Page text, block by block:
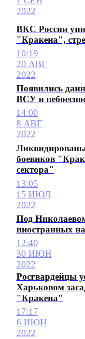
2022
ВКС России
"Кракена",
10:19
20 АВГ
2022
Появились
ВСУ и
14:00
8 АВГ
2022
боевиков
сектора"
13:05
15 ИЮЛ
2022
Под
иностранных
12:40
30 ИЮН
2022
Росгвардейцы
Харьковом
"Кракена"
17:17
6 ИЮН
2022